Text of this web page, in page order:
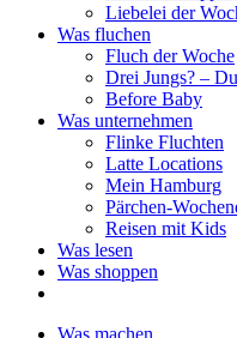
Liebelei der
Was fluchen
Fluch der Woche
Drei Jungs? –
Before Baby
Was unternehmen
Flinke Fluchten
Latte Locations
Mein Hamburg
Pärchen-
Reisen mit Kids
Was lesen
Was shoppen
Was machen